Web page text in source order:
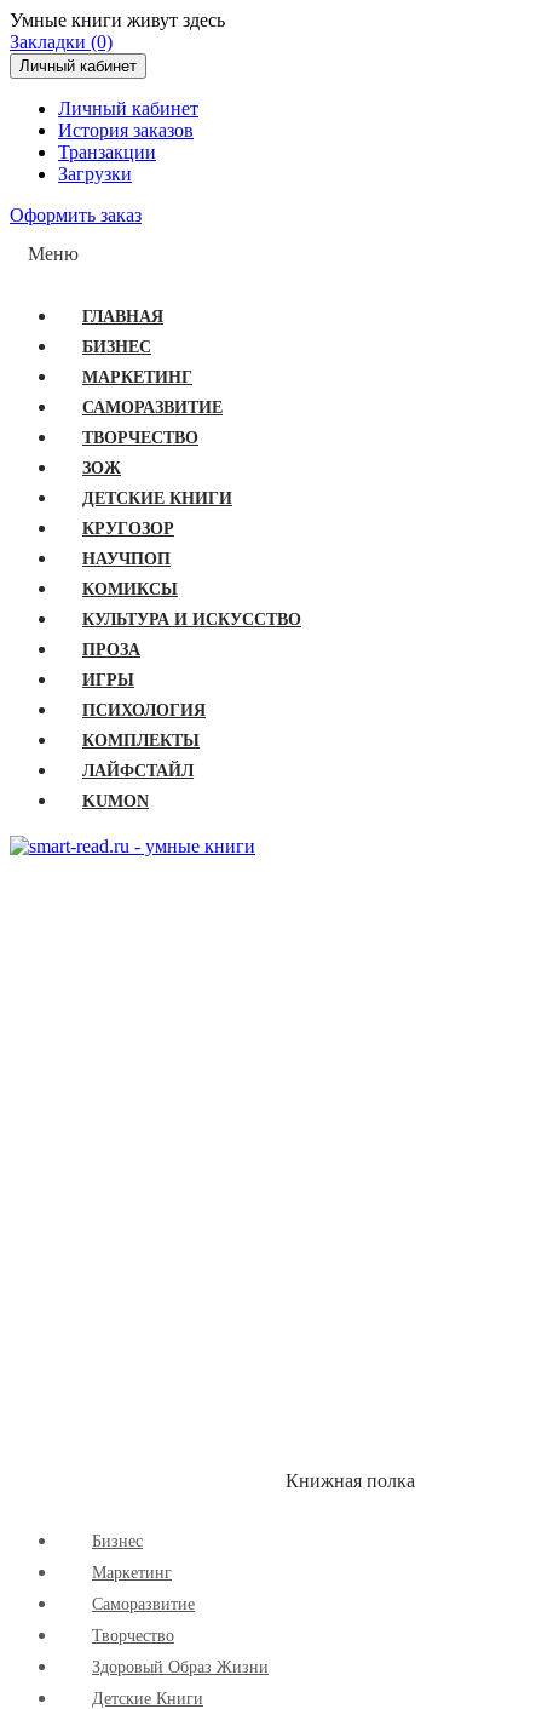
Умные книги живут здесь
Закладки (0)
Личный кабинет
Личный кабинет
История заказов
Транзакции
Загрузки
Оформить заказ
Меню
ГЛАВНАЯ
БИЗНЕС
МАРКЕТИНГ
САМОРАЗВИТИЕ
ТВОРЧЕСТВО
ЗОЖ
ДЕТСКИЕ КНИГИ
КРУГОЗОР
НАУЧПОП
КОМИКСЫ
КУЛЬТУРА И ИСКУССТВО
ПРОЗА
ИГРЫ
ПСИХОЛОГИЯ
КОМПЛЕКТЫ
ЛАЙФСТАЙЛ
KUMON
Книжная полка
Бизнес
Маркетинг
Cаморазвитие
Творчество
Здоровый Образ Жизни
Детские Книги